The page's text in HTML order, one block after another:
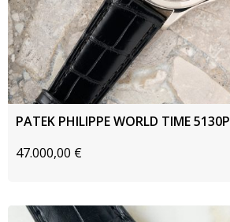
PATEK PHILIPPE WORLD TIME 5130P
47.000,00 €